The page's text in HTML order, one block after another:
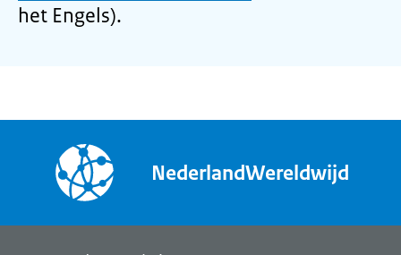
het Engels).
NederlandWereldwijd